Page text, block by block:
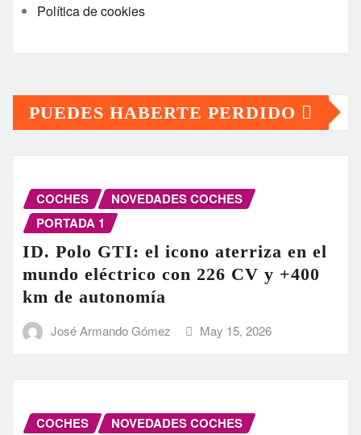
Política de cookies
PUEDES HABERTE PERDIDO
COCHES
NOVEDADES COCHES
PORTADA 1
ID. Polo GTI: el icono aterriza en el
mundo eléctrico con 226 CV y +400
km de autonomía
José Armando Gómez May 15, 2026
COCHES
NOVEDADES COCHES